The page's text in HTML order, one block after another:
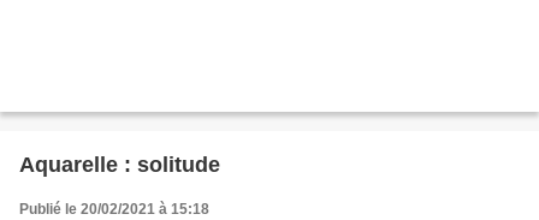
Aquarelle : solitude
Publié le 20/02/2021 à 15:18